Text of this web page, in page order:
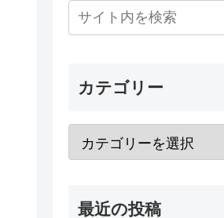
カテゴリー
最近の投稿